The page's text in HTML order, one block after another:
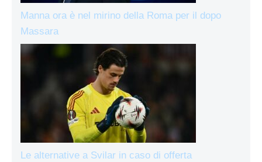
Manna ora è nel mirino della Roma per il dopo
Massara
Le alternative a Svilar in caso di offerta